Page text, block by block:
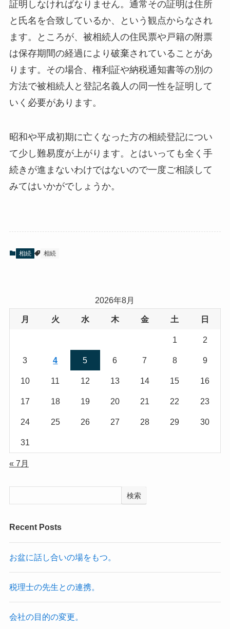
証明しなければなりません。通常その証明は住所
と氏名を合致しているか、という観点からなされ
ます。ところが、被相続人の住民票や戸籍の附票
は保存期間の経過により破棄されていることがあ
ります。その場合、権利証や納税通知書等の別の
方法で被相続人と登記名義人の同一性を証明して
いく必要があります。
昭和や平成初期に亡くなった方の相続登記につい
て少し難易度が上がります。とはいっても全く手
続きが進まないわけではないので一度ご相談して
みてはいかがでしょうか。
相続 相続
2026年8月
月 火 水 木 金 土 日
1 2
3 4 5 6 7 8 9
10 11 12 13 14 15 16
17 18 19 20 21 22 23
24 25 26 27 28 29 30
31
« 7月
検索
Recent Posts
お盆に話し合いの場をもつ。
税理士の先生との連携。
会社の目的の変更。